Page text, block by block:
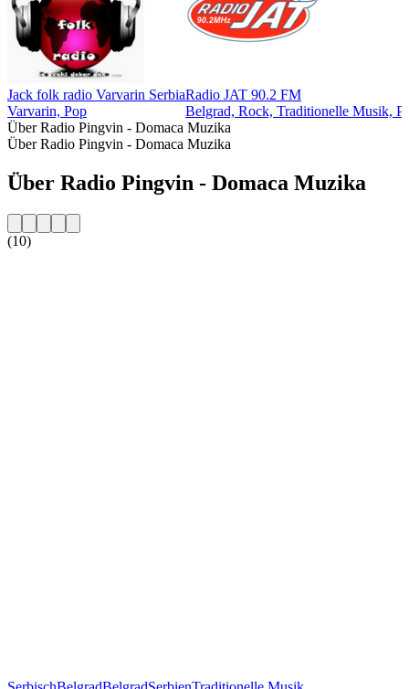
Jack folk radio Varvarin Serbia
Varvarin, Pop
Radio JAT 90.2 FM
Belgrad, Rock, Traditionelle Musik,
Über Radio Pingvin - Domaca Muzika
Über Radio Pingvin - Domaca Muzika
Über Radio Pingvin - Domaca Muzika
(10)